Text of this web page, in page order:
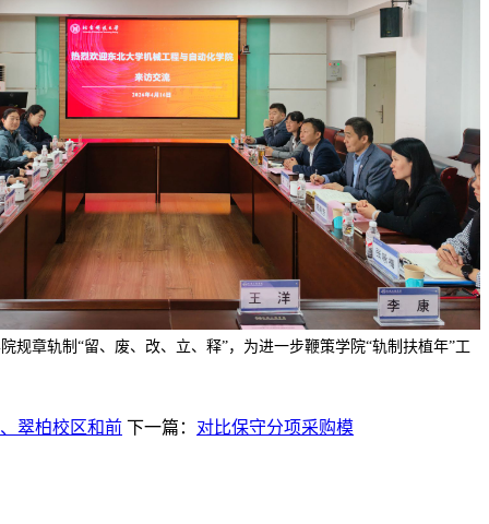
规章轨制“留、废、改、立、释”，为进一步鞭策学院“轨制扶植年”工
翠柏校区和前 下一篇： 对比保守分项采购模